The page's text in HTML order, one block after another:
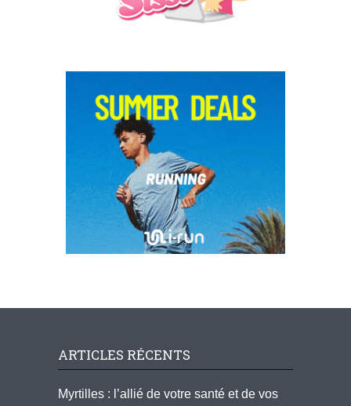
ARTICLES RÉCENTS
Myrtilles : l’allié de votre santé et de vos